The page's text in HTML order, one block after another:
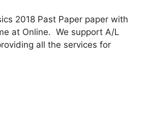
2018 Past Paper paper with
at Online. We support A/L
all the services for